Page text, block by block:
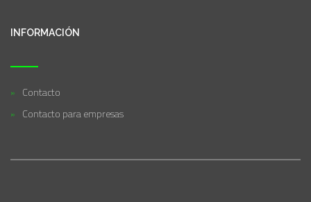
INFORMACIÓN
Contacto
Contacto para empresas